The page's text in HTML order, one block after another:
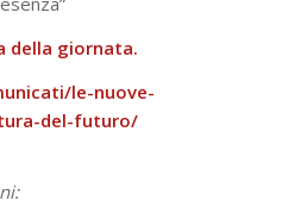
della giornata.
le-nuove-
del-futuro/